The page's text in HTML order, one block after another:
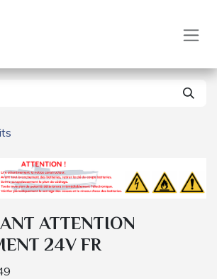
ATTENTION
24V FR